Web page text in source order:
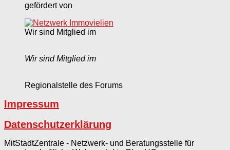
gefördert von
Wir sind Mitglied im
Wir sind Mitglied im
Regionalstelle des Forums
Impressum
Datenschutzerklärung
MitStadtZentrale - Netzwerk- und Beratungsstelle für